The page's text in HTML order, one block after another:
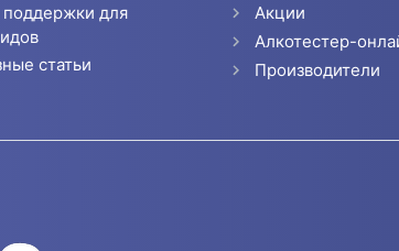
для
статьи
Акции
Алкотестер-
Производители